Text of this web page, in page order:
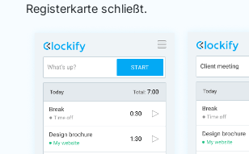
Registerkarte schließt.